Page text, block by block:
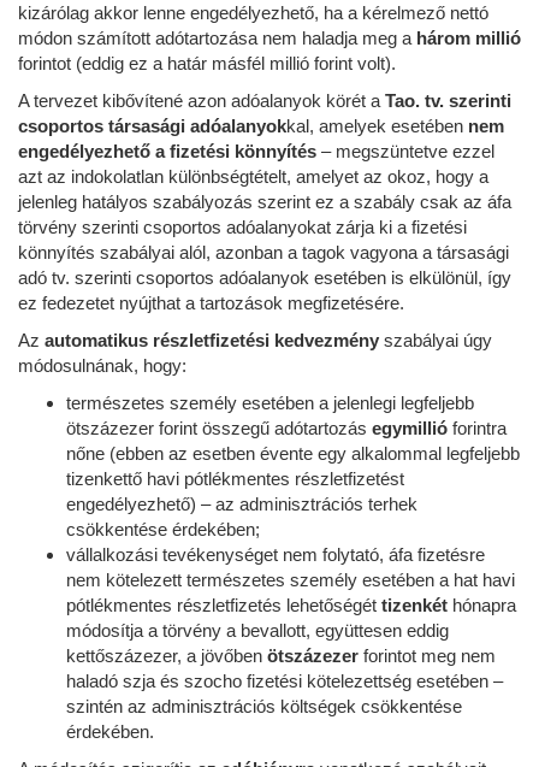
kizárólag akkor lenne engedélyezhető, ha a kérelmező nettó
módon számított adótartozása nem haladja meg a három millió
forintot (eddig ez a határ másfél millió forint volt).
A tervezet kibővítené azon adóalanyok körét a Tao. tv. szerinti
csoportos társasági adóalanyokkal, amelyek esetében nem
engedélyezhető a fizetési könnyítés – megszüntetve ezzel
azt az indokolatlan különbségtételt, amelyet az okoz, hogy a
jelenleg hatályos szabályozás szerint ez a szabály csak az áfa
törvény szerinti csoportos adóalanyokat zárja ki a fizetési
könnyítés szabályai alól, azonban a tagok vagyona a társasági
adó tv. szerinti csoportos adóalanyok esetében is elkülönül, így
ez fedezetet nyújthat a tartozások megfizetésére.
Az automatikus részletfizetési kedvezmény szabályai úgy
módosulnának, hogy:
természetes személy esetében a jelenlegi legfeljebb
ötszázezer forint összegű adótartozás egymillió forintra
nőne (ebben az esetben évente egy alkalommal legfeljebb
tizenkettő havi pótlékmentes részletfizetést
engedélyezhető) – az adminisztrációs terhek
csökkentése érdekében;
vállalkozási tevékenységet nem folytató, áfa fizetésre
nem kötelezett természetes személy esetében a hat havi
pótlékmentes részletfizetés lehetőségét tizenkét hónapra
módosítja a törvény a bevallott, együttesen eddig
kettőszázezer, a jövőben ötszázezer forintot meg nem
haladó szja és szocho fizetési kötelezettség esetében –
szintén az adminisztrációs költségek csökkentése
érdekében.